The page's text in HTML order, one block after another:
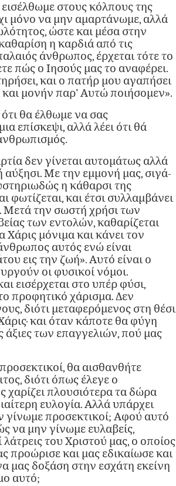
στους κόλπους της
μόνο να μην αμαρτάνωμε, αλλά
ώστε και μέσα στην
η καρδιά από τις
άνθρωπος, έρχεται τότε το
πώς ο Ιησούς μας το αναφέρει.
και ο πατήρ μου αγαπήσει
μονήν παρ’ Αυτώ ποιήσομεν».
ότι θα έλθωμε να σας
επίσκεψι, αλλά λέει ότι θά
δεν γίνεται αυτομάτως αλλά
αύξησι. Με την εμμονή μας, σιγά-
η κάθαρσι της
και έτσι συλλαμβάνει
Μετά την σωστή χρήσι των
των εντολών, καθαρίζεται
Χάρις μόνιμα και κάνει τον
αυτός ενώ είναι
εις την ζωή». Αυτό είναι ο
οι φυσικοί νόμοι.
εισέρχεται στο υπέρ φύσι,
προφητικό χάρισμα. Δεν
διότι μεταφερόμενος στη θέσι
και όταν κάποτε θα φύγη
άξιες των επαγγελιών, πού μας
θα αισθανθήτε
διότι όπως έλεγε ο
χαρίζει πλουσιότερα τα δώρα
ευλογία. Αλλά υπάρχει
γίνωμε προσεκτικοί; Αφού αυτό
να μην γίνωμε ευλαβείς,
του Χριστού μας, ο οποίος
προώρισε και μας εδικαίωσε και
μας δοξάση στην εσχάτη εκείνη
αυτό;